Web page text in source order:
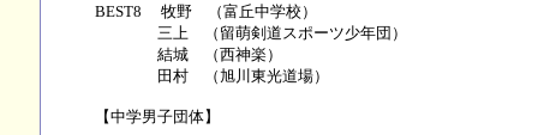
BEST8 牧野 （富丘中学校）
三上 （留萌剣道スポーツ少年団）
結城 （西神楽）
田村 （旭川東光道場）
【中学男子団体】